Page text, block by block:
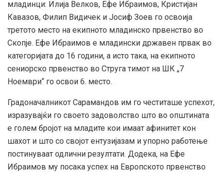
младинци: Илија Велков, Ефе Ибраимов, Кристијан
Кавазов, Филип Видичек и Јосиф Зоев го освоија
третото место на екипното младинско првенство во
Скопје. Ефе Ибраимов е младински државен првак во
категоријата до 16 години, а исто така, на екипното
сениорско првенство во Струга тимот на ШК „7
Ноември“ го освои 6. место.
Градоначалникот Сарамандов им го честиташе успехот,
изразувајќи го своето задоволство што во општината
е голем бројот на младите кои имаат афинитет кон
шахот и што со својот ентузијазам и упорно работење
постинуваат одлични резултати. Додека, на Ефе
Ибраимов му посака успех на Европското првенство